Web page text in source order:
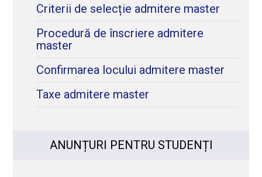
Criterii de selecție admitere master
Procedură de înscriere admitere
master
Confirmarea locului admitere master
Taxe admitere master
ANUNȚURI PENTRU STUDENȚI